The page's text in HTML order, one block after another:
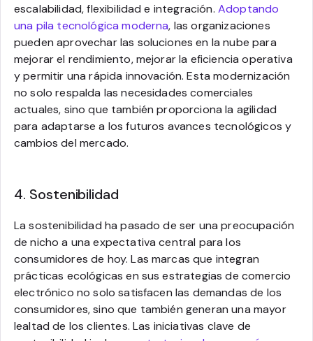
escalabilidad, flexibilidad e integración. Adoptando
una pila tecnológica moderna, las organizaciones
pueden aprovechar las soluciones en la nube para
mejorar el rendimiento, mejorar la eficiencia operativa
y permitir una rápida innovación. Esta modernización
no solo respalda las necesidades comerciales
actuales, sino que también proporciona la agilidad
para adaptarse a los futuros avances tecnológicos y
cambios del mercado.
4. Sostenibilidad
La sostenibilidad ha pasado de ser una preocupación
de nicho a una expectativa central para los
consumidores de hoy. Las marcas que integran
prácticas ecológicas en sus estrategias de comercio
electrónico no solo satisfacen las demandas de los
consumidores, sino que también generan una mayor
lealtad de los clientes. Las iniciativas clave de